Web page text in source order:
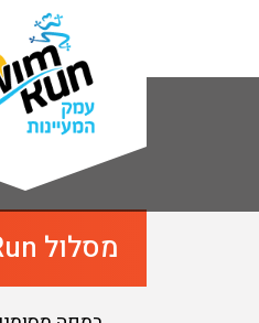
מסלול SwimRun ארוך